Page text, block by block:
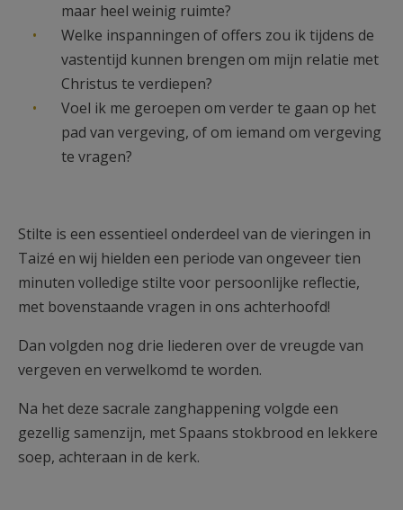
maar heel weinig ruimte?
Welke inspanningen of offers zou ik tijdens de
vastentijd kunnen brengen om mijn relatie met
Christus te verdiepen?
Voel ik me geroepen om verder te gaan op het
pad van vergeving, of om iemand om vergeving
te vragen?
Stilte is een essentieel onderdeel van de vieringen in
Taizé en wij hielden een periode van ongeveer tien
minuten volledige stilte voor persoonlijke reflectie,
met bovenstaande vragen in ons achterhoofd!
Dan volgden nog drie liederen over de vreugde van
vergeven en verwelkomd te worden.
Na het deze sacrale zanghappening volgde een
gezellig samenzijn, met Spaans stokbrood en lekkere
soep, achteraan in de kerk.